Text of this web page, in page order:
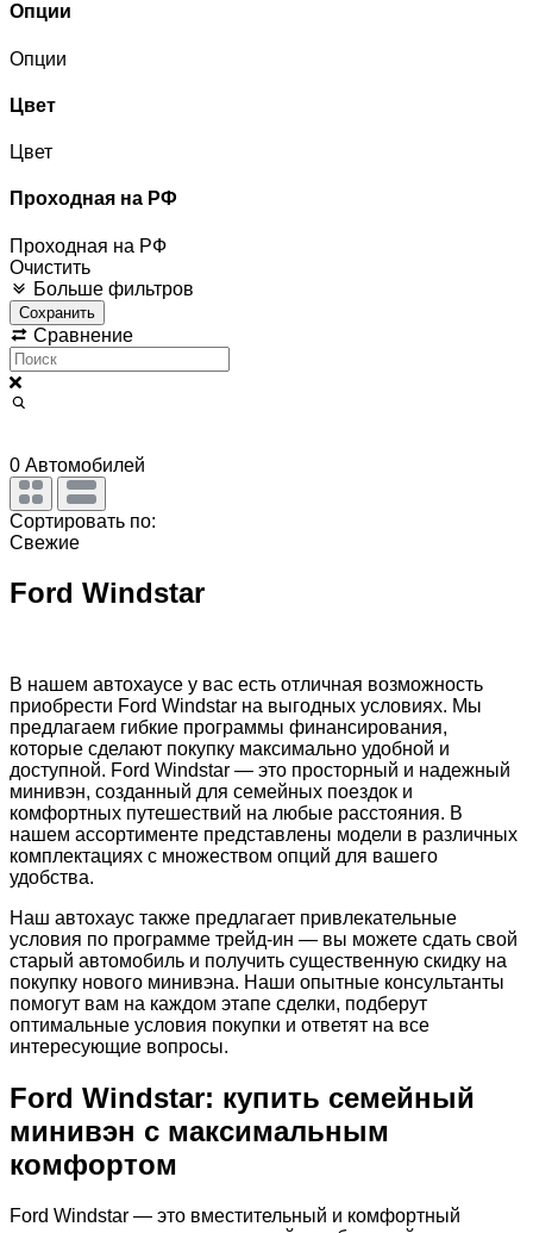
Опции
Опции
Цвет
Цвет
Проходная на РФ
Проходная на РФ
Очистить
Больше фильтров
Сохранить
Сравнение
0 Автомобилей
Сортировать по:
Свежие
Ford Windstar
В нашем автохаусе у вас есть отличная возможность
приобрести Ford Windstar на выгодных условиях. Мы
предлагаем гибкие программы финансирования,
которые сделают покупку максимально удобной и
доступной. Ford Windstar — это просторный и надежный
минивэн, созданный для семейных поездок и
комфортных путешествий на любые расстояния. В
нашем ассортименте представлены модели в различных
комплектациях с множеством опций для вашего
удобства.
Наш автохаус также предлагает привлекательные
условия по программе трейд-ин — вы можете сдать свой
старый автомобиль и получить существенную скидку на
покупку нового минивэна. Наши опытные консультанты
помогут вам на каждом этапе сделки, подберут
оптимальные условия покупки и ответят на все
интересующие вопросы.
Ford Windstar: купить семейный
минивэн с максимальным
комфортом
Ford Windstar — это вместительный и комфортный